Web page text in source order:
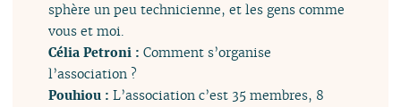
sphère un peu technicienne, et les gens comme
vous et moi.
Célia Petroni :Comment s’organise
l’association ?
Pouhiou :L’association c’est 35 membres, 8